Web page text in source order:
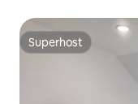
Superhost
Superhost